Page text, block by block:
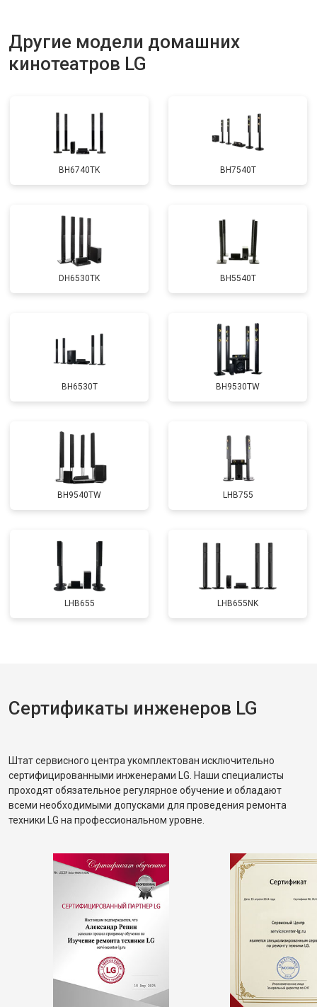
Другие модели домашних
кинотеатров LG
BH6740TK BH7540T
DH6530TK BH5540T
BH6530T BH9530TW
BH9540TW LHB755
LHB655 LHB655NK
Сертификаты инженеров LG
Штат сервисного центра укомплектован исключительно
сертифицированными инженерами LG. Наши специалисты
проходят обязательное регулярное обучение и обладают
всеми необходимыми допусками для проведения ремонта
техники LG на профессиональном уровне.